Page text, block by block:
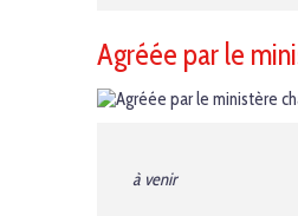
Agréée par le
à venir